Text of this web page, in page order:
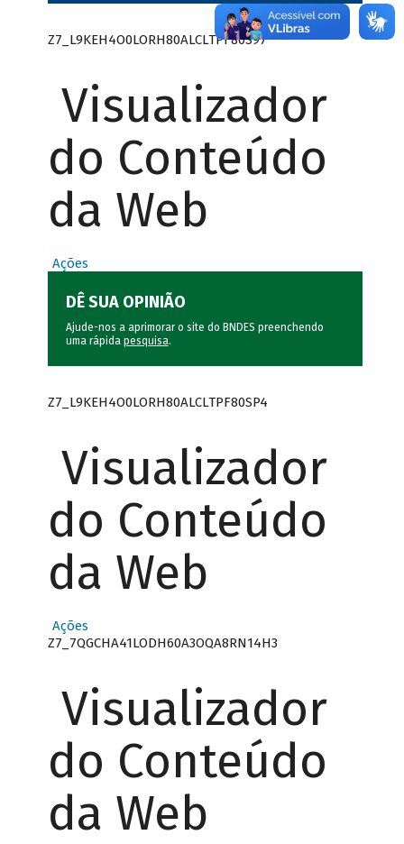
Z7_L9KEH4O0LORH80ALCLTPF80S97
Visualizador
do Conteúdo
da Web
Ações
DÊ SUA OPINIÃO
Ajude-nos a aprimorar o site do BNDES preenchendo
uma rápida pesquisa.
Z7_L9KEH4O0LORH80ALCLTPF80SP4
Visualizador
do Conteúdo
da Web
Ações
Z7_7QGCHA41LODH60A3OQA8RN14H3
Visualizador
do Conteúdo
da Web